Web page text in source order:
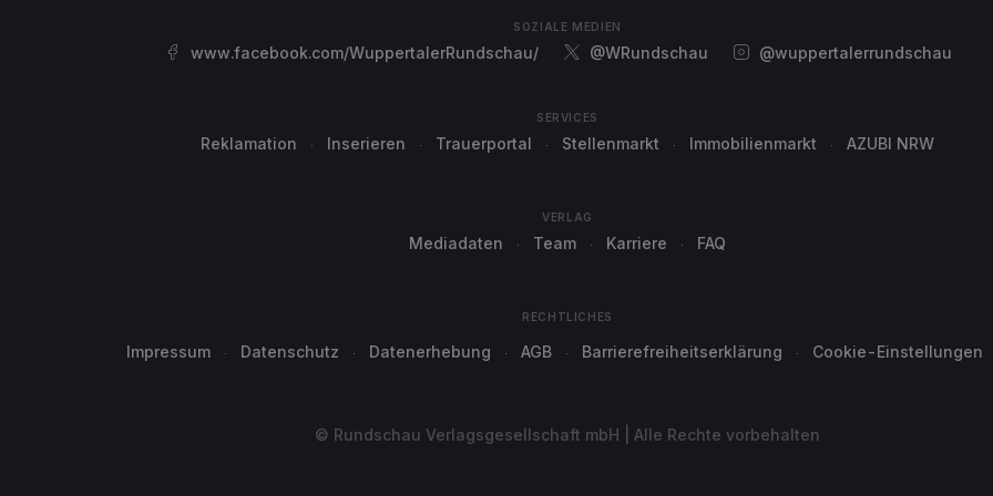
SOZIALE MEDIEN
www.facebook.com/WuppertalerRundschau/ @WRundschau @wuppertalerrundschau
SERVICES
Reklamation Inserieren Trauerportal Stellenmarkt Immobilienmarkt AZUBI NRW
VERLAG
Mediadaten Team Karriere FAQ
RECHTLICHES
Impressum Datenschutz Datenerhebung AGB Barrierefreiheitserklärung Cookie-Einstellungen
© Rundschau Verlagsgesellschaft mbH | Alle Rechte vorbehalten